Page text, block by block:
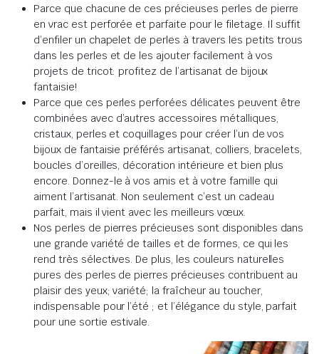
Parce que chacune de ces précieuses perles de pierre
en vrac est perforée et parfaite pour le filetage. Il suffit
d’enfiler un chapelet de perles à travers les petits trous
dans les perles et de les ajouter facilement à vos
projets de tricot: profitez de l’artisanat de bijoux
fantaisie!
Parce que ces perles perforées délicates peuvent être
combinées avec d’autres accessoires métalliques,
cristaux, perles et coquillages pour créer l’un de vos
bijoux de fantaisie préférés artisanat, colliers, bracelets,
boucles d’oreilles, décoration intérieure et bien plus
encore. Donnez-le à vos amis et à votre famille qui
aiment l’artisanat. Non seulement c’est un cadeau
parfait, mais il vient avec les meilleurs vœux.
Nos perles de pierres précieuses sont disponibles dans
une grande variété de tailles et de formes, ce qui les
rend très sélectives. De plus, les couleurs naturelles
pures des perles de pierres précieuses contribuent au
plaisir des yeux; variété; la fraîcheur au toucher,
indispensable pour l’été ; et l’élégance du style, parfait
pour une sortie estivale.